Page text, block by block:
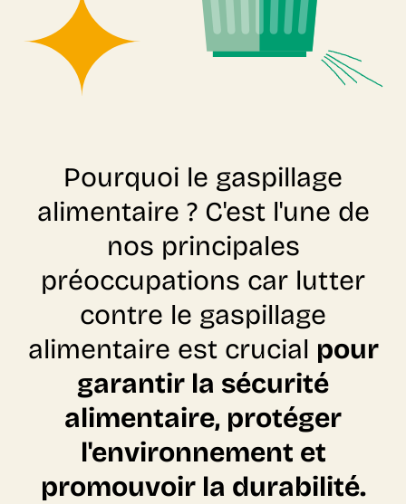
Pourquoi le gaspillage
alimentaire ? C'est l'une de
nos principales
préoccupations car lutter
contre le gaspillage
alimentaire est crucial pour
garantir la sécurité
alimentaire, protéger
l'environnement et
promouvoir la durabilité.